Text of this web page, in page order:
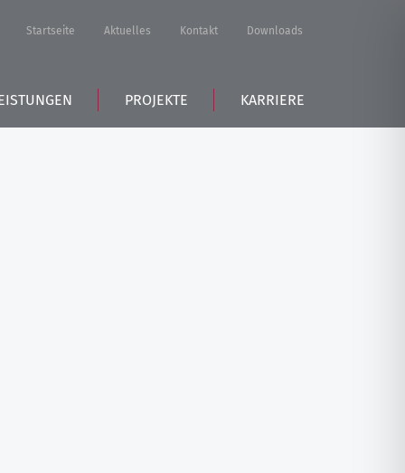
PROJEKTE KARRIERE
Startseite Aktuelles Kontakt Downloads